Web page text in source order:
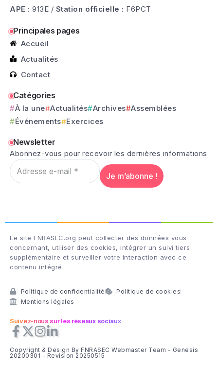
APE : 913E / Station officielle : F6PCT
Principales pages
Accueil
Actualités
Contact
Catégories
À la une Actualités Archives Assemblées
Événements
Exercices
Newsletter
Abonnez-vous pour recevoir les dernières informations
Le site FNRASEC.org peut collecter des données vous
concernant, utiliser des cookies, intégrer un suivi tiers
supplémentaire et surveiller votre interaction avec ce
contenu intégré.
Politique de confidentialité
Politique de cookies
Mentions légales
Suivez-nous sur les réseaux sociaux
Copyright & Design By FNRASEC Webmaster Team - Genesis
20200301 - Revision 20250515